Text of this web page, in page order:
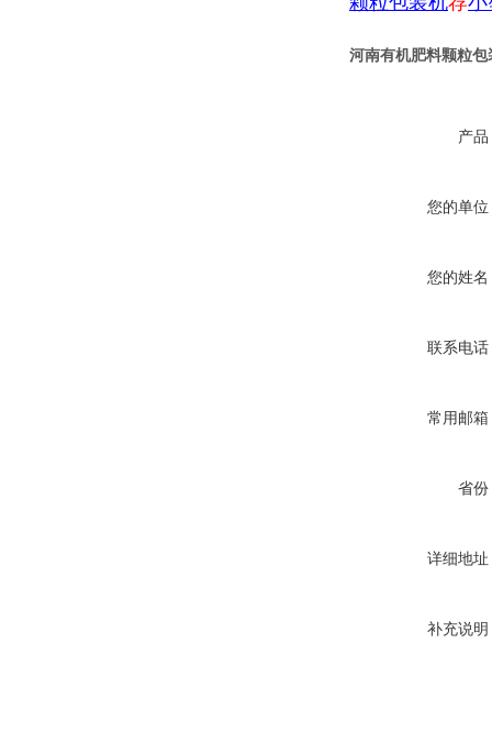
河南有机肥料颗粒包
产品
您的单位
您的姓名
联系电话
常用邮箱
省份
详细地址
补充说明